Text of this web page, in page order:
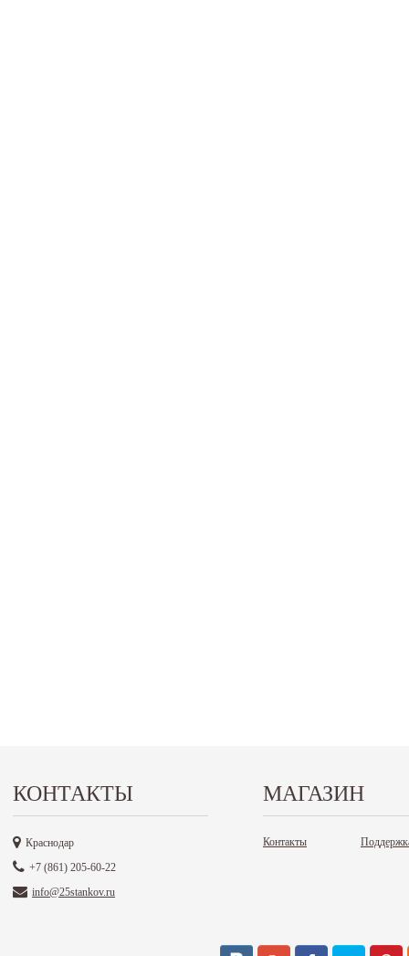
КОНТАКТЫ
Краснодар
+7 (861) 205-60-22
info@25stankov.ru
МАГАЗИН
Контакты